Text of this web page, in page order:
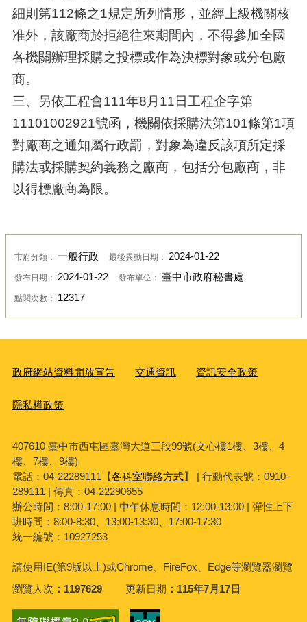
細則第112條之1規定所列情形，並經上級機關核
准外，該廠商於拒絕往來期間內，不得參加全國
各機關辦理採購之投標或作為決標對象或分包廠
商。
三、另依工程會111年8月11日工程企字第
11101002921號函，機關依採購法第101條第1項
對廠商之通知屬行政罰，對象為違反該項所定採
購法或採購契約義務之廠商，包括分包廠商，非
以得標廠商為限。
市府分類： 一般行政 最後異動日期： 2024-01-22
發布日期： 2024-01-22 發布單位： 臺中市政府秘書處
點閱次數： 12317
政府網站資料開放宣告 交通資訊 資訊安全政策
隱私權政策
407610 臺中市西屯區臺灣大道三段99號(文心樓1樓、3樓、4
樓、7樓、9樓)
電話：04-22289111【各科室聯絡方式】 | 行動代表號：0910-
289111 | 傳真：04-22290655
辦公時間：8:00-17:00 | 中午休息時間：12:00-13:00 | 彈性上下
班時間：8:00-8:30、13:00-13:30、17:00-17:30
統一編號：10927253
請使用IE(第9版以上)或Chrome、 FireFox、 Edge等瀏覽器瀏覽
瀏覽人次
1197629 更新日期 115年7月17日